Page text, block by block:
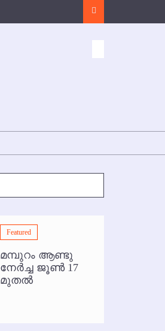
Search
Featured
മമ്പുറം ആണ്ടു
നേര്‍ച്ച ജൂണ്‍ 17
മുതല്‍